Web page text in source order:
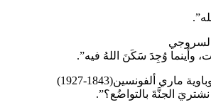
وأَينما وُجِدَ سَكَنَ اللهُ فيه”.
ماري ألفونسين(1843-1927)
نشتريَ الجنَّةَ بالتواضُع؟”.